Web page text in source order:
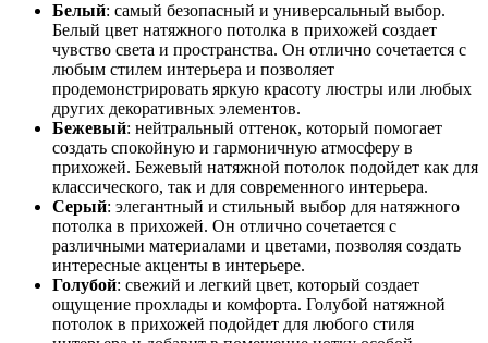
Белый: самый безопасный и универсальный выбор.
Белый цвет натяжного потолка в прихожей создает
чувство света и пространства. Он отлично сочетается с
любым стилем интерьера и позволяет
продемонстрировать яркую красоту люстры или любых
других декоративных элементов.
Бежевый: нейтральный оттенок, который помогает
создать спокойную и гармоничную атмосферу в
прихожей. Бежевый натяжной потолок подойдет как для
классического, так и для современного интерьера.
Серый: элегантный и стильный выбор для натяжного
потолка в прихожей. Он отлично сочетается с
различными материалами и цветами, позволяя создать
интересные акценты в интерьере.
Голубой: свежий и легкий цвет, который создает
ощущение прохлады и комфорта. Голубой натяжной
потолок в прихожей подойдет для любого стиля